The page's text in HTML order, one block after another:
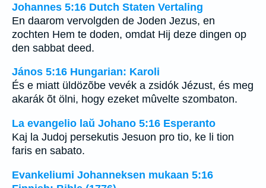
Johannes 5:16 Dutch Staten Vertaling
En daarom vervolgden de Joden Jezus, en
zochten Hem te doden, omdat Hij deze dingen op
den sabbat deed.
János 5:16 Hungarian: Karoli
És e miatt üldözõbe vevék a zsidók Jézust, és meg
akarák õt ölni, hogy ezeket mûvelte szombaton.
La evangelio laŭ Johano 5:16 Esperanto
Kaj la Judoj persekutis Jesuon pro tio, ke li tion
faris en sabato.
Evankeliumi Johanneksen mukaan 5:16